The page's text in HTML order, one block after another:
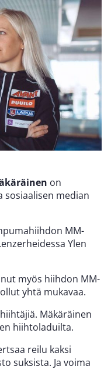
on
sosiaalisen median
MM-
Ylen
myös hiihdon MM-
yhtä mukavaa.
Mäkäräinen
hiihtoladuilta.
reilu kaksi
suksista. Ja voima